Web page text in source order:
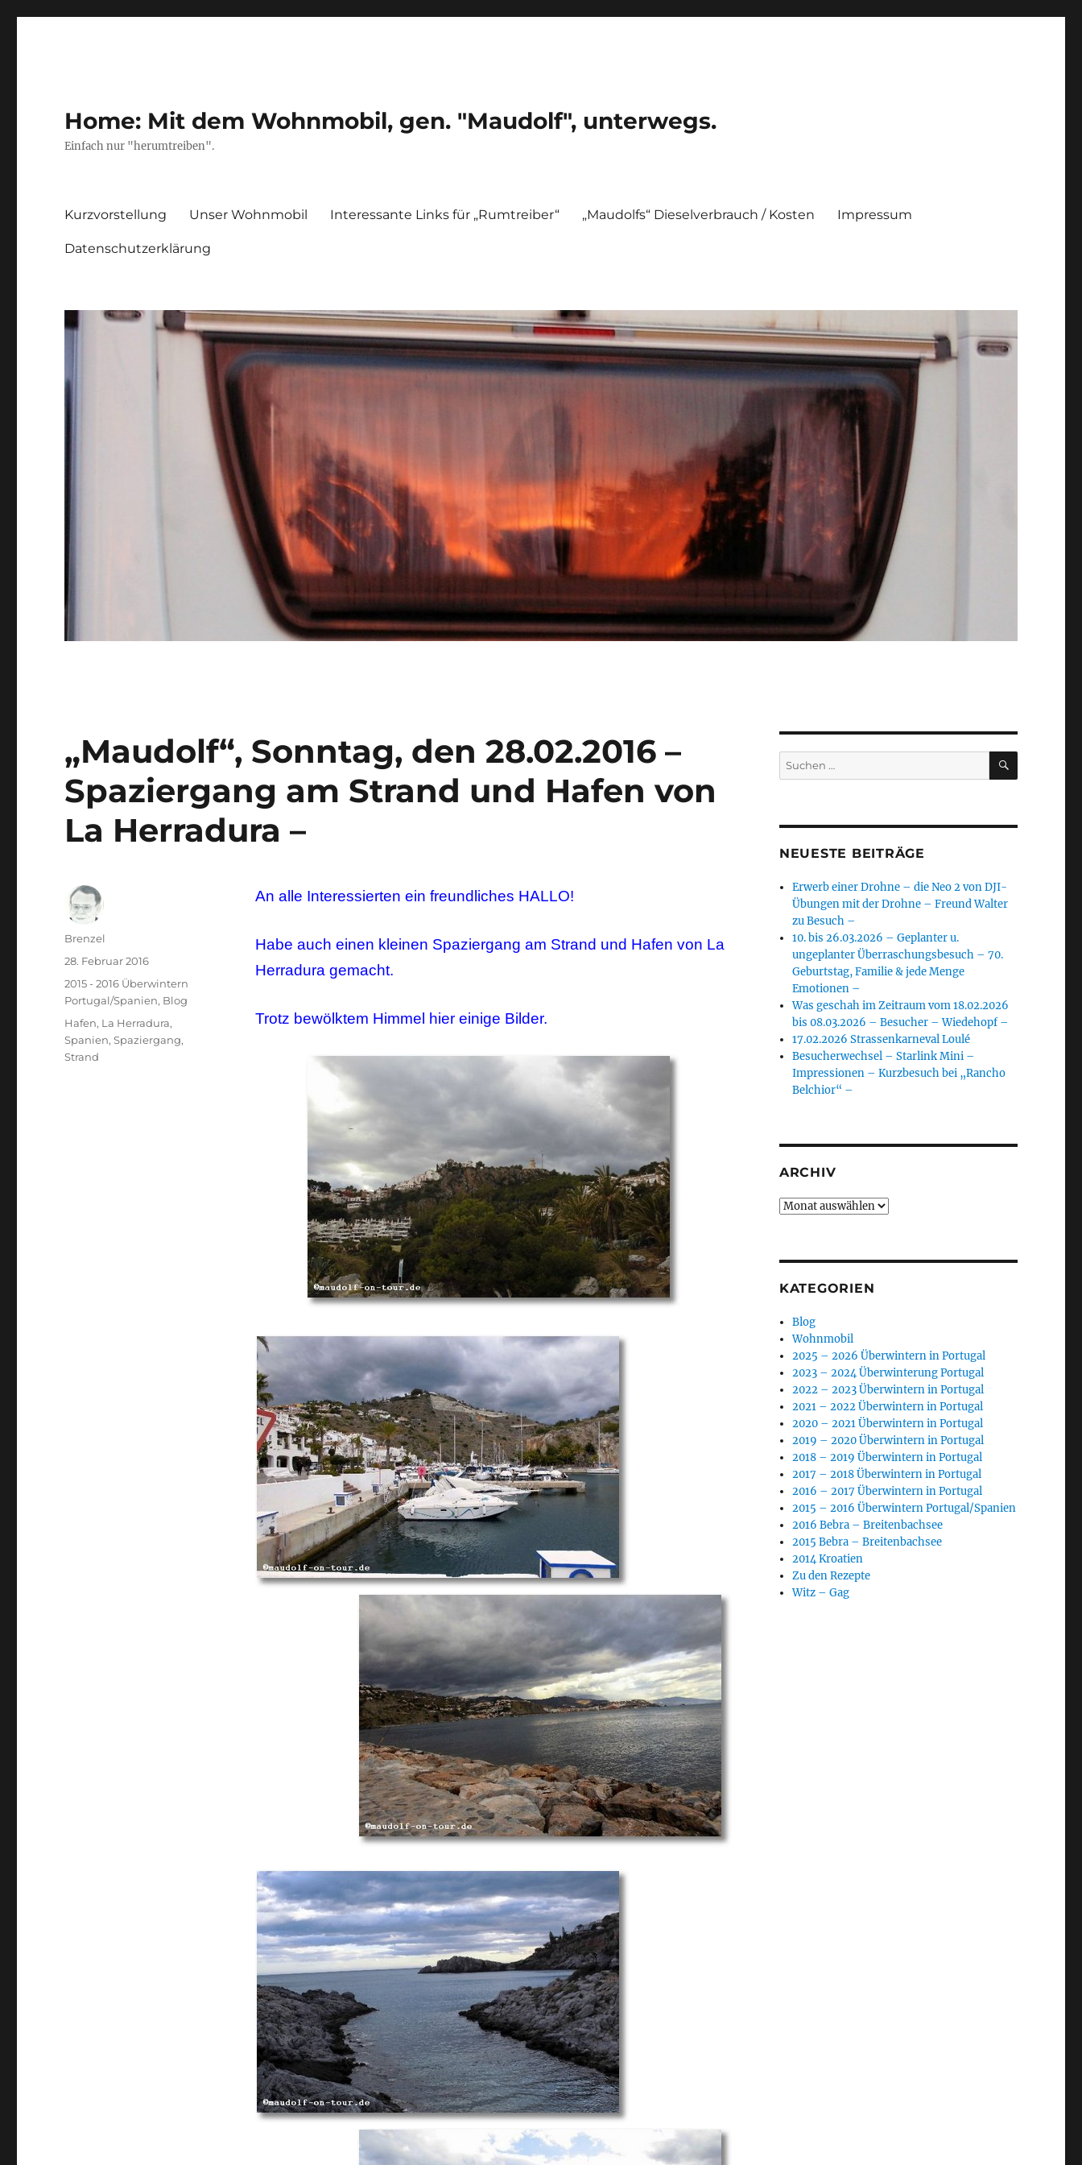
Home: Mit dem Wohnmobil, gen. "Maudolf", unterwegs.
Einfach nur "herumtreiben".
Kurzvorstellung Unser Wohnmobil Interessante Links für „Rumtreiber“ „Maudolfs“ Dieselverbrauch / Kosten Impressum
Datenschutzerklärung
„Maudolf“, Sonntag, den 28.02.2016 –
Spaziergang am Strand und Hafen von
La Herradura –
An alle Interessierten ein freundliches HALLO!
Habe auch einen kleinen Spaziergang am Strand und Hafen von La
Herradura gemacht.
Trotz bewölktem Himmel hier einige Bilder.
Autor
Brenzel
Veröffentlicht
am
28. Februar 2016
Kategorien
2015 - 2016 Überwintern
Portugal/Spanien, Blog
Schlagwörter
Hafen, La Herradura,
Spanien,Spaziergang,
Strand
Suchen
nach:
SUCHEN
NEUESTE BEITRÄGE
Erwerb einer Drohne – die Neo 2 von DJI-
Übungen mit der Drohne – Freund Walter
zu Besuch –
10. bis 26.03.2026 – Geplanter u.
ungeplanter Überraschungsbesuch – 70.
Geburtstag, Familie & jede Menge
Emotionen –
Was geschah im Zeitraum vom 18.02.2026
bis 08.03.2026 – Besucher – Wiedehopf –
17.02.2026 Strassenkarneval Loulé
Besucherwechsel – Starlink Mini –
Impressionen – Kurzbesuch bei „Rancho
Belchior“ –
ARCHIV
Archiv
KATEGORIEN
Blog
Wohnmobil
2025 – 2026 Überwintern in Portugal
2023 – 2024 Überwinterung Portugal
2022 – 2023 Überwintern in Portugal
2021 – 2022 Überwintern in Portugal
2020 – 2021 Überwintern in Portugal
2019 – 2020 Überwintern in Portugal
2018 – 2019 Überwintern in Portugal
2017 – 2018 Überwintern in Portugal
2016 – 2017 Überwintern in Portugal
2015 – 2016 Überwintern Portugal/Spanien
2016 Bebra – Breitenbachsee
2015 Bebra – Breitenbachsee
2014 Kroatien
Zu den Rezepte
Witz – Gag